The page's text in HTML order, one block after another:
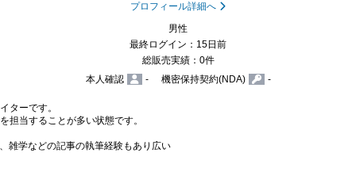
プロフィール詳細へ
男性
最終ログイン：15日前
総販売実績：0件
本人確認
- 機密保持契約(NDA) -
ターです。
担当することが多い状態です。
雑学などの記事の執筆経験もあり広い